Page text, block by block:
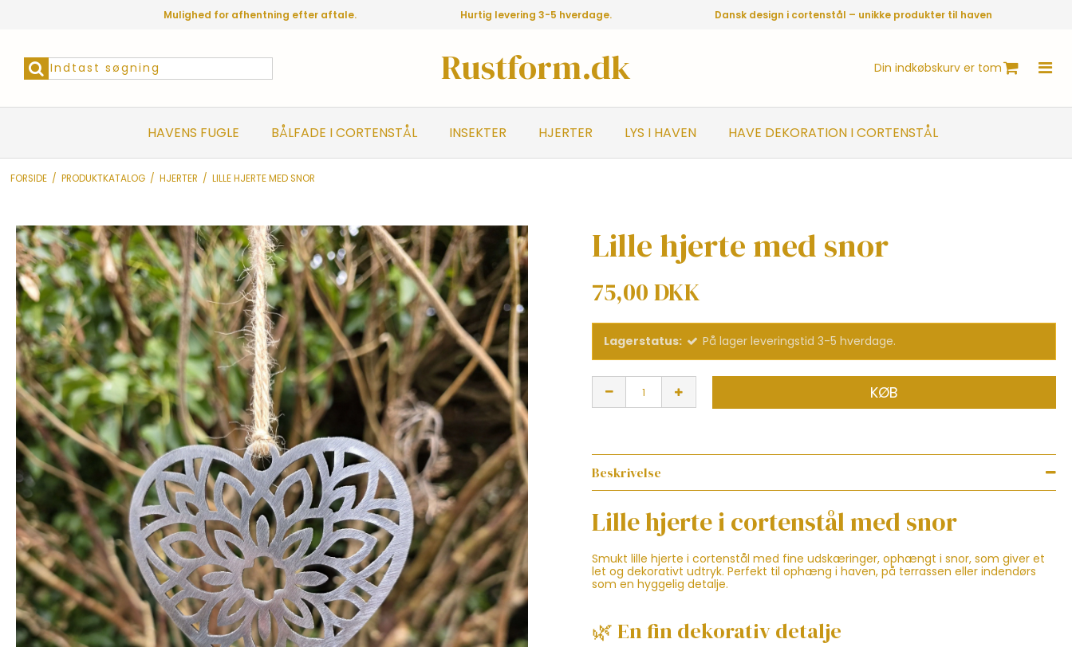
Mulighed for afhentning efter aftale. Hurtig levering 3-5 hverdage. Dansk design i cortenstål – unikke produkter til haven
Rustform.dk Din indkøbskurv er tom
HAVENS FUGLE BÅLFADE I CORTENSTÅL INSEKTER HJERTER LYS I HAVEN HAVE DEKORATION I CORTENSTÅL
FORSIDE / PRODUKTKATALOG / HJERTER / LILLE HJERTE MED SNOR
Lille hjerte med snor
75,00 DKK
Lagerstatus: På lager leveringstid 3-5 hverdage.
KØB
Beskrivelse
Lille hjerte i cortenstål med snor
Smukt lille hjerte i cortenstål med fine udskæringer, ophængt i snor, som giver et
let og dekorativt udtryk. Perfekt til ophæng i haven, på terrassen eller indendørs
som en hyggelig detalje.
🌿 En fin dekorativ detalje